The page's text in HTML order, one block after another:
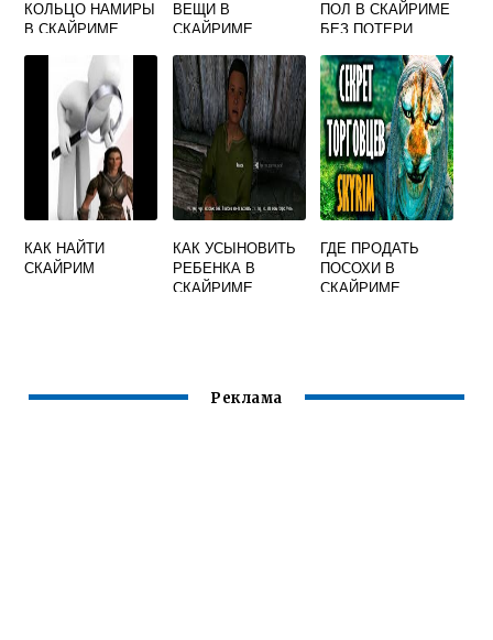
КОЛЬЦО НАМИРЫ
В СКАЙРИМЕ
ВЕЩИ В
СКАЙРИМЕ
ПОЛ В СКАЙРИМЕ
БЕЗ ПОТЕРИ
КАК НАЙТИ
СКАЙРИМ
КАК УСЫНОВИТЬ
РЕБЕНКА В
СКАЙРИМЕ
ГДЕ ПРОДАТЬ
ПОСОХИ В
СКАЙРИМЕ
Реклама